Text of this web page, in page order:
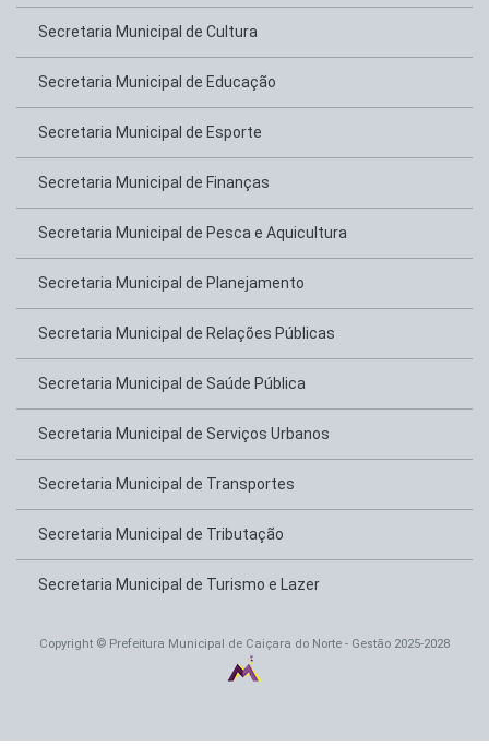
Secretaria Municipal de Cultura
Secretaria Municipal de Educação
Secretaria Municipal de Esporte
Secretaria Municipal de Finanças
Secretaria Municipal de Pesca e Aquicultura
Secretaria Municipal de Planejamento
Secretaria Municipal de Relações Públicas
Secretaria Municipal de Saúde Pública
Secretaria Municipal de Serviços Urbanos
Secretaria Municipal de Transportes
Secretaria Municipal de Tributação
Secretaria Municipal de Turismo e Lazer
Copyright © Prefeitura Municipal de Caiçara do Norte - Gestão 2025-2028